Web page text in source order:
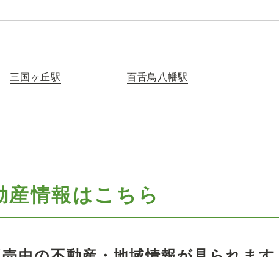
三国ヶ丘駅 百舌鳥八幡駅
産情報はこちら